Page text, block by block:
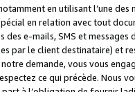
en utilisant l’une
en relation avec tout
des e-mails, SMS et
par le client destinataire) et
notre demande, vous vous
ce qui précède. Nous